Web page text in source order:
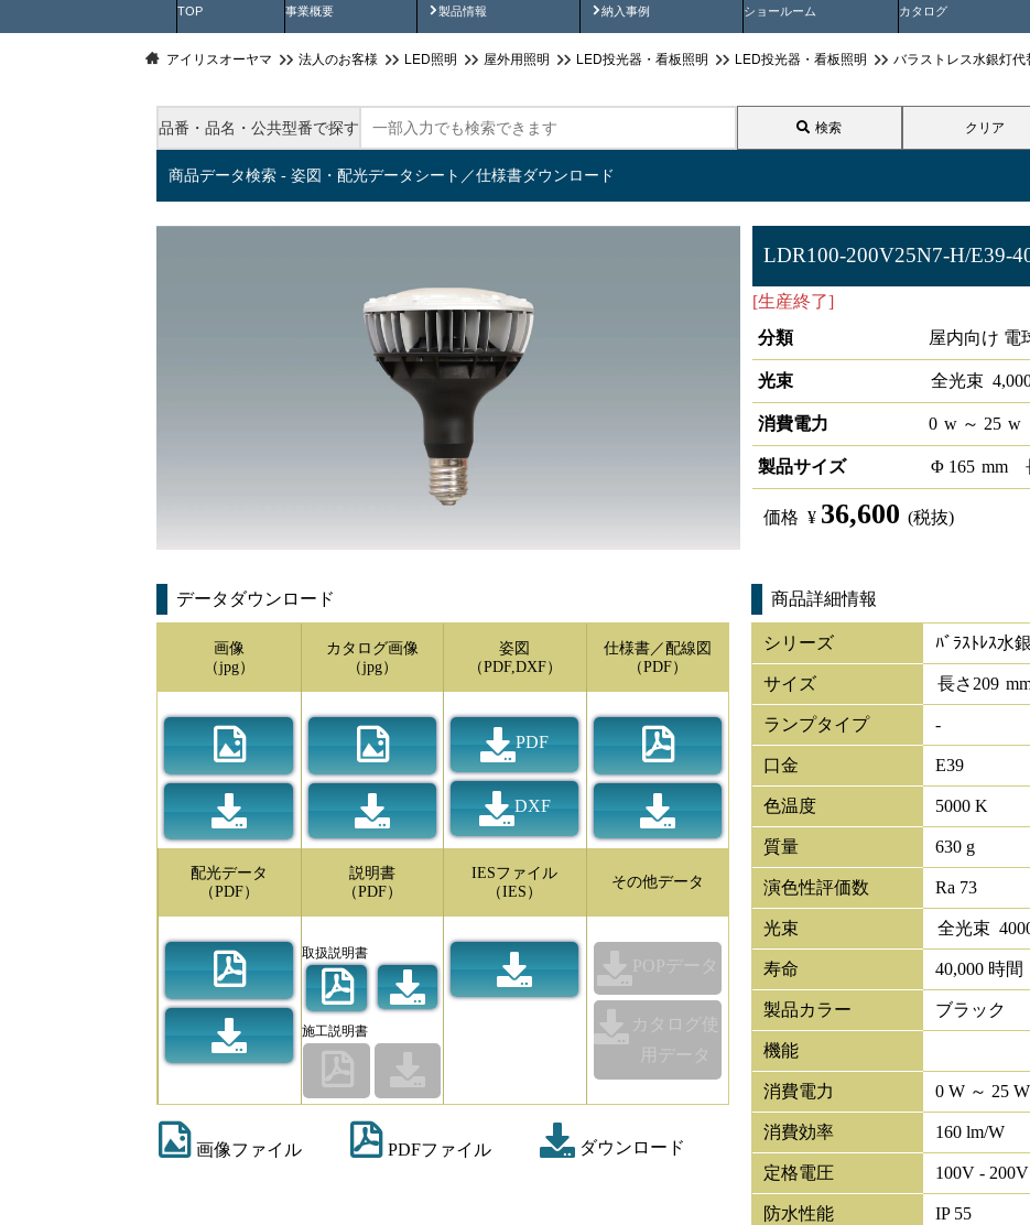
TOP 事業概要 製品情報
製品動画 納入事例
納入事例動画 ショールーム カタログ
アイリスオーヤマ 法人のお客様 LED照明 屋外用照明 LED投光器・看板照明 LED投光器・看板照明 バラストレス水銀灯代
品番・品名・公共型番で探す 検索 クリア
商品データ検索 - 姿図・配光データシート／仕様書ダウンロード
LDR100-200V25N7-H/E39-
[生産終了]
分類
屋内向け 電
光束 全光束
消費電力 0 w ～ 25 w
製品サイズ Φ 165 mm
価格 ¥ 36,600 (税抜)
データダウンロード
画像
（jpg）
カタログ画像
（jpg）
姿図
（PDF,DXF）
PDF
DXF
仕様書／配線図
（PDF）
配光データ
（PDF）
説明書
（PDF）
取扱説明書
施工説明書
IESファイル
（IES）
その他データ
POPデータ
カタログ使
用データ
画像ファイル PDFファイル ダウンロード
商品詳細情報
シリーズ ﾊﾞﾗｽﾄﾚｽ水
サイズ 長さ 209
ランプタイプ -
口金 E39
色温度 5000 K
質量 630 g
演色性評価数 Ra 73
光束 全光束
寿命 40,000 時間
製品カラー ブラック
機能
消費電力 0 W ～ 25 W
消費効率 160 lm/W
定格電圧 100V - 200V
防水性能 IP 55